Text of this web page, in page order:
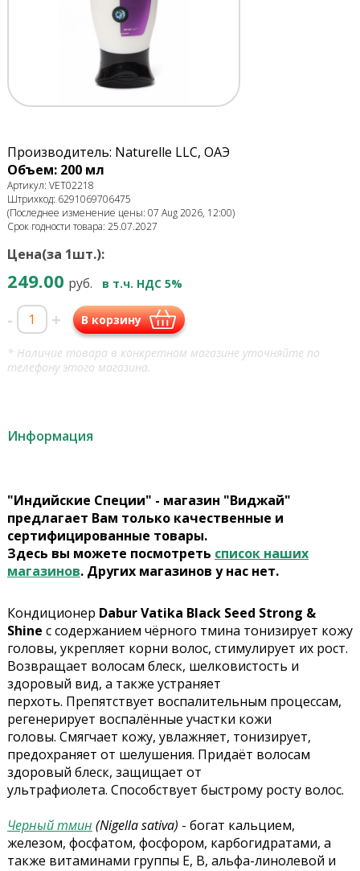
Производитель: Naturelle LLC, ОАЭ
Объем: 200 мл
Артикул: VET02218
Штрихкод: 6291069706475
(Последнее изменение цены: 07 Aug 2026, 12:00)
Срок годности товара: 25.07.2027
Цена(за 1шт.):
249.00 руб. в т.ч. НДС 5%
- + В корзину
* Наличие товара в конкретном магазине уточняйте по
телефону этого магазина.
Информация
"Индийские Специи" - магазин "Виджай"
предлагает Вам только качественные и
сертифицированные товары.
Здесь вы можете посмотреть список наших
магазинов. Других магазинов у нас нет.
Кондиционер Dabur Vatika Black Seed Strong &
Shine с содержанием чёрного тмина тонизирует кожу
головы, укрепляет корни волос, стимулирует их рост.
Возвращает волосам блеск, шелковистость и
здоровый вид, а также устраняет
перхоть. Препятствует воспалительным процессам,
регенерирует воспалённые участки кожи
головы. Смягчает кожу, увлажняет, тонизирует,
предохраняет от шелушения. Придаёт волосам
здоровый блеск, защищает от
ультрафиолета. Способствует быстрому росту волос.
Черный тмин (Nigella sativa) - богат кальцием,
железом, фосфатом, фосфором, карбогидратами, а
также витаминами группы Е, В, альфа-линолевой и